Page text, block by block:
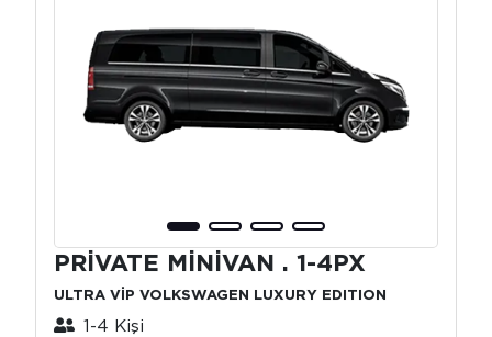
PRİVATE MİNİVAN . 1-4PX
ULTRA VİP VOLKSWAGEN LUXURY EDITION
1-4 Kişi